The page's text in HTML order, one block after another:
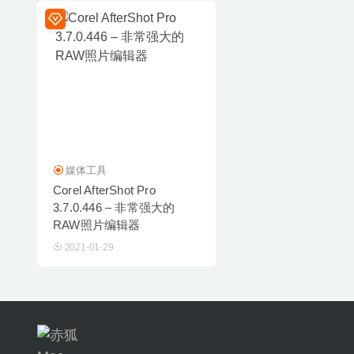
媒体工具
Corel AfterShot Pro
3.7.0.446 – 非常强大的
RAW照片编辑器
2021-01-29